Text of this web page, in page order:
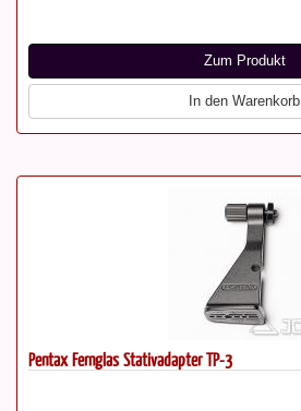
Zum Produkt
In den Warenkorb
Pentax Fernglas Stativadapter TP-3